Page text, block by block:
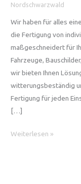
Nordschwarzwald
Wir haben für alles
die Fertigung von
maßgeschneidert für
Fahrzeuge,
wir bieten Ihnen
witterungsbeständig
Fertigung für jeden
[…]
Fertigung:
Weiterlesen »